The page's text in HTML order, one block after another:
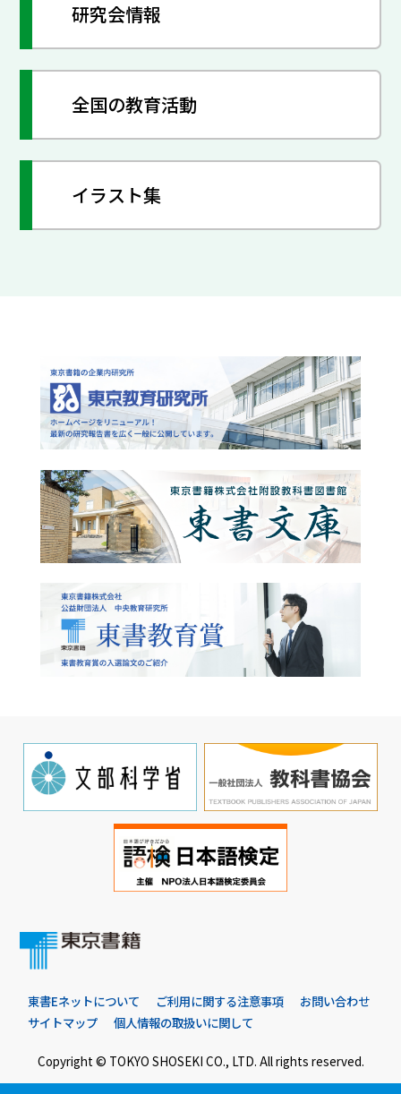
研究会情報
全国の教育活動
イラスト集
東書Eネットについて ご利用に関する注意事項
お問い合わせ
サイトマップ
個人情報の取扱いに関して
Copyright © TOKYO SHOSEKI CO., LTD. All rights reserved.